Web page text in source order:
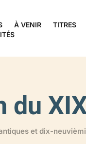
À VENIR TITRES
du
et dix-